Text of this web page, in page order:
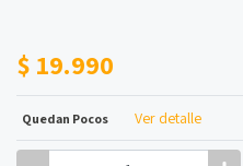
$ 19.990
Quedan Pocos Ver detalle